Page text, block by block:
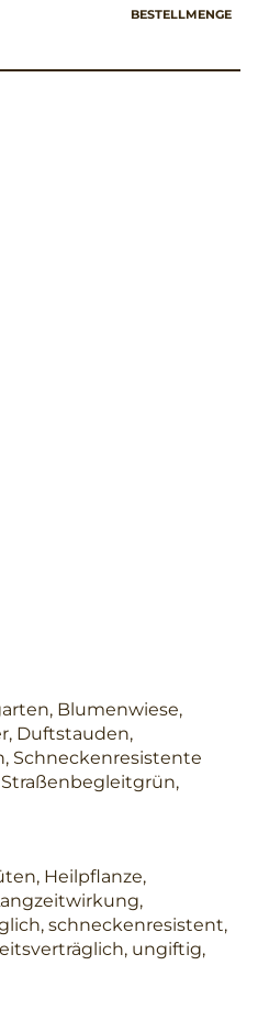
BESTELLMENGE
Blumenwiese,
Duftstauden,
Schneckenresistente
Heilpflanze,
schneckenresistent,
ungiftig,